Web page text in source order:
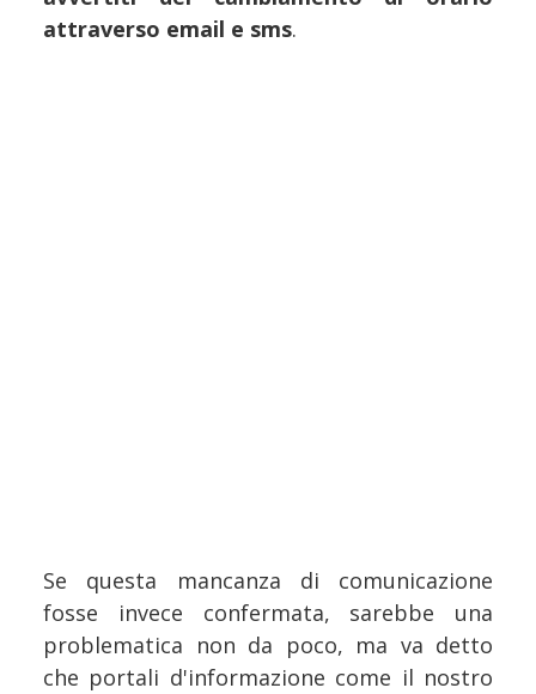
attraverso email e sms.
Se questa mancanza di comunicazione
fosse invece confermata, sarebbe una
problematica non da poco, ma va detto
che portali d'informazione come il nostro